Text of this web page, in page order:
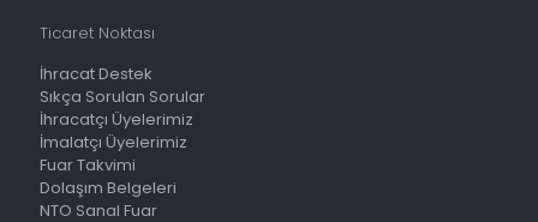
Ticaret Noktası
İhracat Destek
Sıkça Sorulan Sorular
İhracatçı Üyelerimiz
İmalatçı Üyelerimiz
Fuar Takvimi
Dolaşım Belgeleri
NTO Sanal Fuar